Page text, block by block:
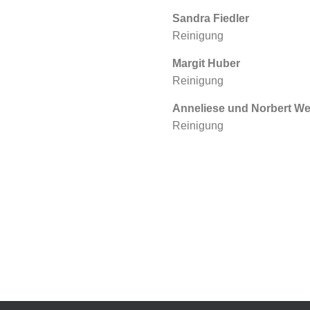
Sandra Fiedler
Reinigung
Margit Huber
Reinigung
Anneliese und Norbert
Reinigung